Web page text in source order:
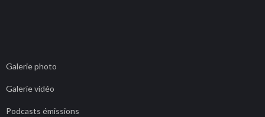
Galerie photo
Galerie vidéo
Podcasts émissions